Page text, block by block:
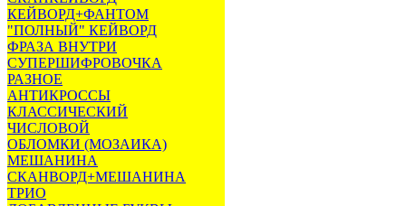
КЕЙВОРД+ФАНТОМ
"ПОЛНЫЙ" КЕЙВОРД
ФРАЗА ВНУТРИ
СУПЕРШИФРОВОЧКА
РАЗНОЕ
АНТИКРОССЫ
КЛАССИЧЕСКИЙ
ЧИСЛОВОЙ
ОБЛОМКИ (МОЗАИКА)
МЕШАНИНА
СКАНВОРД+МЕШАНИНА
ТРИО